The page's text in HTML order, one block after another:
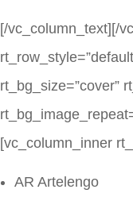
[/vc_column_text][/
rt_bg_size=”cover”
[vc_column_inner
AR Artelengo